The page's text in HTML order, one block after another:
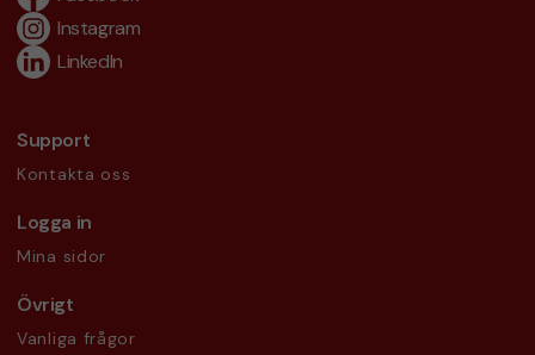
Instagram
LinkedIn
Support
Kontakta oss
Logga in
Mina sidor
Övrigt
Vanliga frågor